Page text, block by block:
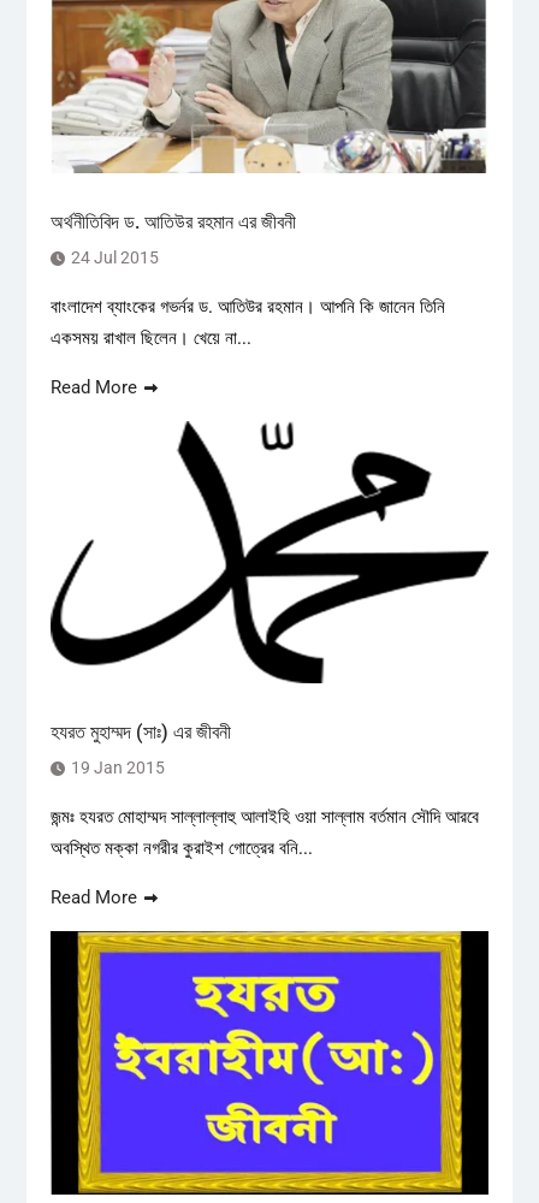
অর্থনীতিবিদ ড. আতিউর রহমান এর জীবনী
24 Jul 2015
বাংলাদেশ ব্যাংকের গভর্নর ড. আতিউর রহমান। আপনি কি জানেন তিনি
একসময় রাখাল ছিলেন। খেয়ে না...
Read More
হযরত মুহাম্মদ (সাঃ) এর জীবনী
19 Jan 2015
জন্মঃ হযরত মোহাম্মদ সাল্লাল্লাহু আলাইহি ওয়া সাল্লাম বর্তমান সৌদি আরবে
অবস্থিত মক্কা নগরীর কুরাইশ গোত্রের বনি...
Read More